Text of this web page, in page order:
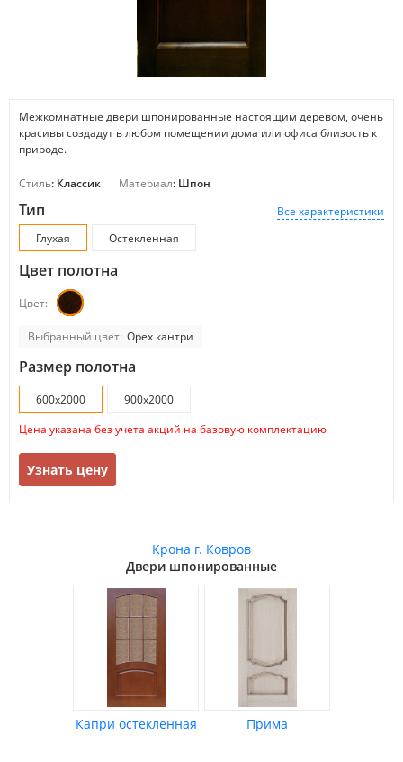
Межкомнатные двери шпонированные настоящим деревом, очень
красивы создадут в любом помещении дома или офиса близость к
природе.
Стиль: Классик Материал: Шпон
Все характеристики
Тип
Глухая Остекленная
Цвет полотна
Цвет:
Выбранный цвет: Орех кантри
Размер полотна
600х2000
900х2000
Цена указана без учета акций на базовую комплектацию
Узнать цену
Крона г. Ковров
Двери шпонированные
Капри остекленная Прима